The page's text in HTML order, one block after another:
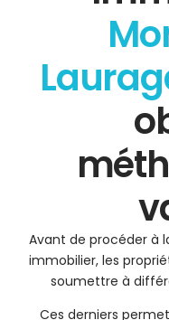
Avant de procéder à
immobilier, les
soumettre à
Ces derniers